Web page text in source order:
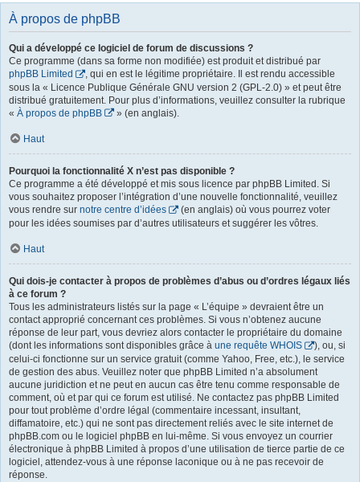
À propos de phpBB
Qui a développé ce logiciel de forum de discussions ?
Ce programme (dans sa forme non modifiée) est produit et distribué par
phpBB Limited
, qui en est le légitime propriétaire. Il est rendu accessible
sous la « Licence Publique Générale GNU version 2 (GPL-2.0) » et peut être
distribué gratuitement. Pour plus d’informations, veuillez consulter la rubrique
« À propos de phpBB » (en anglais).
Haut
Pourquoi la fonctionnalité X n’est pas disponible ?
Ce programme a été développé et mis sous licence par phpBB Limited. Si
vous souhaitez proposer l’intégration d’une nouvelle fonctionnalité, veuillez
vous rendre sur notre centre d’idées
(en anglais) où vous pourrez voter
pour les idées soumises par d’autres utilisateurs et suggérer les vôtres.
Haut
Qui dois-je contacter à propos de problèmes d’abus ou d’ordres légaux liés
à ce forum ?
Tous les administrateurs listés sur la page « L’équipe » devraient être un
contact approprié concernant ces problèmes. Si vous n’obtenez aucune
réponse de leur part, vous devriez alors contacter le propriétaire du domaine
(dont les informations sont disponibles grâce à une requête WHOIS
), ou, si
celui-ci fonctionne sur un service gratuit (comme Yahoo, Free, etc.), le service
de gestion des abus. Veuillez noter que phpBB Limited n’a absolument
aucune juridiction et ne peut en aucun cas être tenu comme responsable de
comment, où et par qui ce forum est utilisé. Ne contactez pas phpBB Limited
pour tout problème d’ordre légal (commentaire incessant, insultant,
diffamatoire, etc.) qui ne sont pas directement reliés avec le site internet de
phpBB.com ou le logiciel phpBB en lui-même. Si vous envoyez un courrier
électronique à phpBB Limited à propos d’une utilisation de tierce partie de ce
logiciel, attendez-vous à une réponse laconique ou à ne pas recevoir de
réponse.